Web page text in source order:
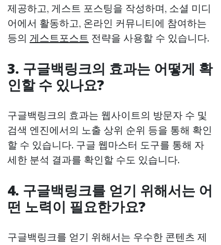
제공하고, 게스트 포스팅을 작성하며, 소셜 미디
어에서 활동하고, 온라인 커뮤니티에 참여하는
등의 게스트포스트 전략을 사용할 수 있습니다.
3. 구글백링크의 효과는 어떻게 확
인할 수 있나요?
구글백링크의 효과는 웹사이트의 방문자 수 및
검색 엔진에서의 노출 상위 순위 등을 통해 확인
할 수 있습니다. 구글 웹마스터 도구를 통해 자
세한 분석 결과를 확인할 수도 있습니다.
4. 구글백링크를 얻기 위해서는 어
떤 노력이 필요한가요?
구글백링크를 얻기 위해서는 우수한 콘텐츠 제